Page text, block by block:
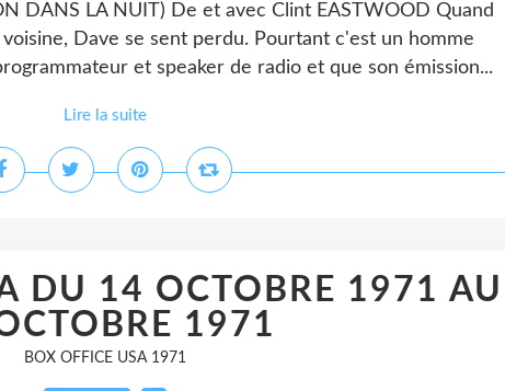
DANS LA NUIT) De et avec Clint EASTWOOD Quand
Dave se sent perdu. Pourtant c'est un homme
et speaker de radio et que son émission...
Lire la suite
DU 14 OCTOBRE 1971 AU
1971
BOX OFFICE USA 1971